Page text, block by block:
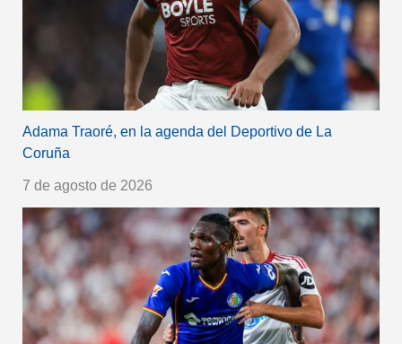
Adama Traoré, en la agenda del Deportivo de La
Coruña
7 de agosto de 2026